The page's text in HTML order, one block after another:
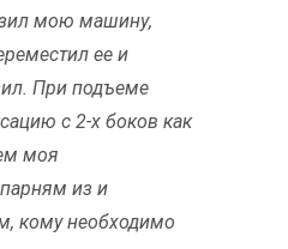
мою машину,
ее и
При подъеме
с 2-х боков как
моя
из и
кому необходимо